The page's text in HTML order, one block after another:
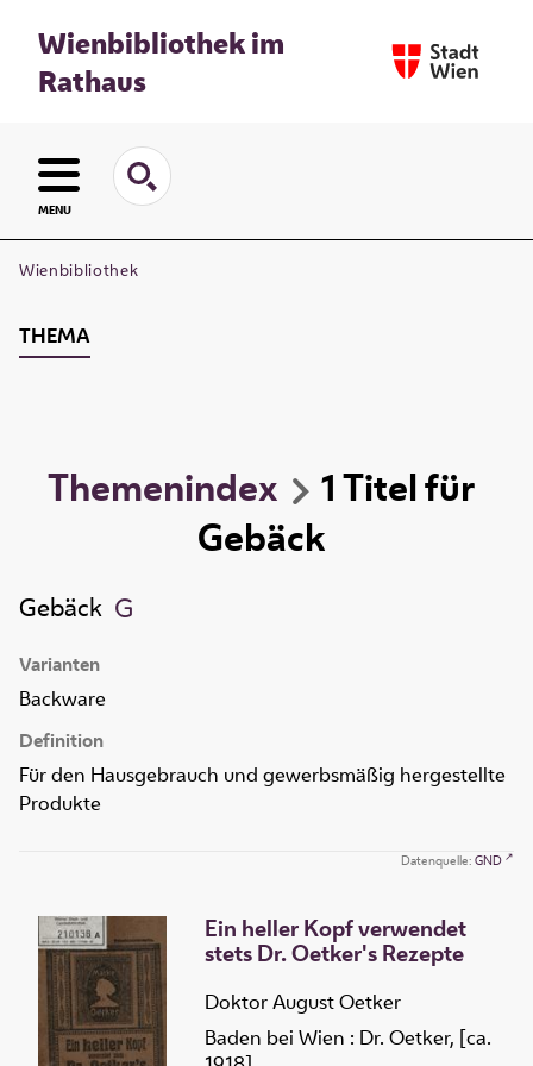
Wienbibliothek im
Rathaus
MENU
Wienbibliothek
THEMA
Themenindex 1Titelfür
Gebäck
Gebäck
Varianten
Backware
Definition
Für den Hausgebrauch und gewerbsmäßig hergestellte
Produkte
Datenquelle: GND
Ein heller Kopf verwendet
stets Dr. Oetker's Rezepte
Doktor August Oetker
Baden bei Wien : Dr. Oetker, [ca.